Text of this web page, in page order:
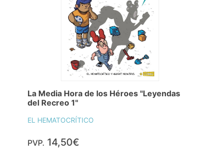
La Media Hora de los Héroes "Leyendas
del Recreo 1"
EL HEMATOCRÍTICO
PVP. 14,50€